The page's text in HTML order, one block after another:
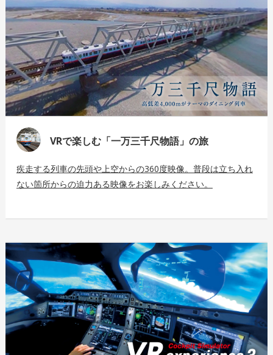
VRで楽しむ「一万三千尺物語」の旅
疾走する列車の先頭や上空からの360度映像。普段は立ち入れ
ない箇所からの迫力ある映像をお楽しみください。